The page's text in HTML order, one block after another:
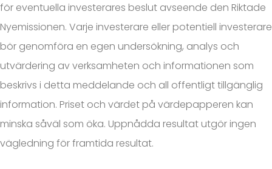
för eventuella investerares beslut avseende den Riktade
Nyemissionen. Varje investerare eller potentiell investerare
bör genomföra en egen undersökning, analys och
utvärdering av verksamheten och informationen som
beskrivs i detta meddelande och all offentligt tillgänglig
information. Priset och värdet på värdepapperen kan
minska såväl som öka. Uppnådda resultat utgör ingen
vägledning för framtida resultat.